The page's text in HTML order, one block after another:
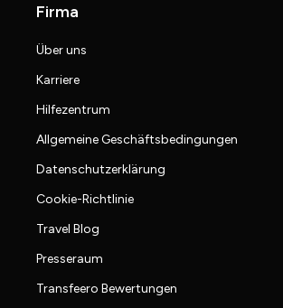
Firma
Über uns
Karriere
Hilfezentrum
Allgemeine Geschäftsbedingungen
Datenschutzerklärung
Cookie-Richtlinie
Travel Blog
Presseraum
Transfeero Bewertungen